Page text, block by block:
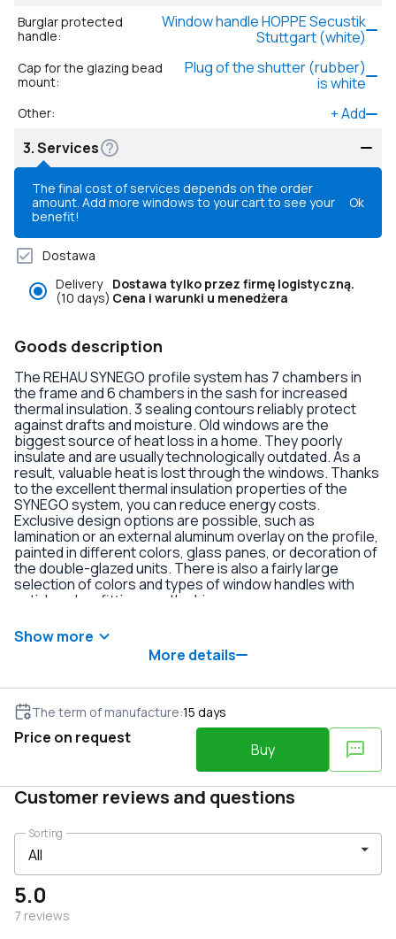
Burglar protected
handle:
Window handle HOPPE Secustik
Stuttgart (white)
Cap for the glazing bead
mount:
Plug of the shutter (rubber)
is white
Other: +Add
3.Services
The final cost of services depends on the order
amount. Add more windows to your cart to see your
benefit!
Ok
Dostawa
Delivery
(10 days)
Dostawa tylko przez firmę logistyczną.
Cena i warunki u menedżera
Goods description
The REHAU SYNEGO profile system has 7 chambers in
the frame and 6 chambers in the sash for increased
thermal insulation. 3 sealing contours reliably protect
against drafts and moisture. Old windows are the
biggest source of heat loss in a home. They poorly
insulate and are usually technologically outdated. As a
result, valuable heat is lost through the windows. Thanks
to the excellent thermal insulation properties of the
SYNEGO system, you can reduce energy costs.
Exclusive design options are possible, such as
lamination or an external aluminum overlay on the profile,
painted in different colors, glass panes, or decoration of
the double-glazed units. There is also a fairly large
selection of colors and types of window handles with
anti-burglary fittings on the hinges.
Show more
More details
The term of manufacture:15 days
Price on request
Buy
Customer reviews and questions
5.0
7 reviews
Sorting